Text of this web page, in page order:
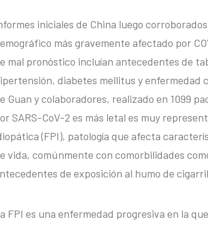
iniciales de China luego
más gravemente afectado por
mal pronóstico incluían antecedentes de
diabetes mellitus y enfermedad
Guan y colaboradores, realizado en 1099
SARS-CoV-2 es más letal es muy
(FPI), patología que afecta
vida, comúnmente con comorbilidades
de exposición al humo de
FPI es una enfermedad progresiva en la